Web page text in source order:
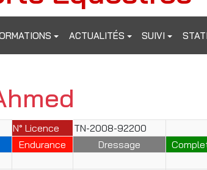
ACTUALITÉS SUIVI
N° Licence
TN-2008-92200
Endurance Dressage